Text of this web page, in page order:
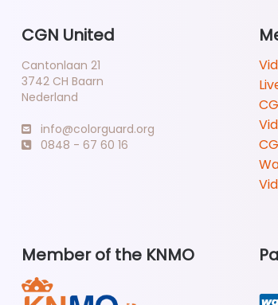
CGN United
Cantonlaan 21
3742 CH Baarn
Nederland
info@colorguard.org
0848 - 67 60 16
Member of the KNMO